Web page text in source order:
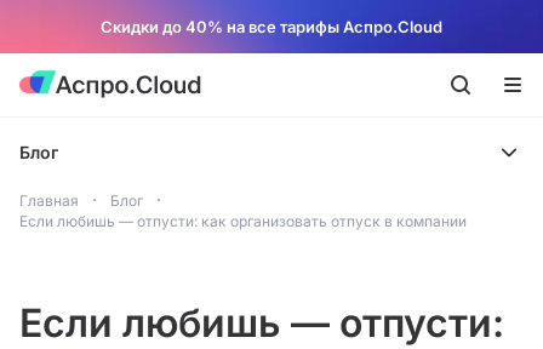
Скидки до 40% на все тарифы Аспро.Cloud
Блог
Главная
Блог
Если любишь — отпусти: как организовать отпуск в компании
Если любишь — отпусти: